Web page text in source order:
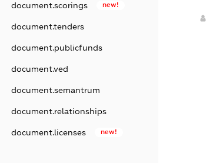
document.scorings new!
document.tenders
document.publicfunds
document.ved
document.semantrum
document.relationships
document.licenses new!